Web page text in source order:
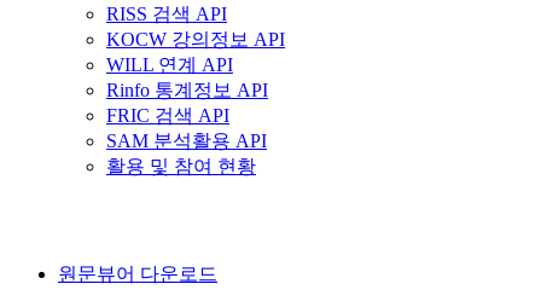
RISS 검색 API
KOCW 강의정보 API
WILL 연계 API
Rinfo 통계정보 API
FRIC 검색 API
SAM 분석활용 API
활용 및 참여 현황
원문뷰어 다운로드